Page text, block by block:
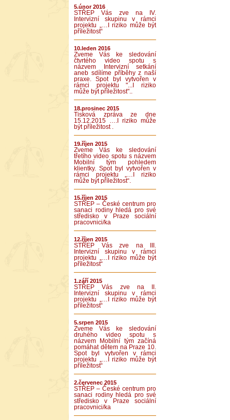
5.únor 2016
STŘEP Vás zve na IV.
Intervizní skupinu v rámci
projektu „…I riziko může být
příležitost“
10.leden 2016
Zveme Vás ke sledování
čtvrtého video spotu s
názvem Intervizní setkání
aneb sdílíme příběhy z naší
praxe. Spot byl vytvořen v
rámci projektu "...I riziko
může být příležitost"..
18.prosinec 2015
Tisková zpráva ze dne
15.12.2015 ….I riziko může
být příležitost .
19.říjen 2015
Zveme Vás ke sledování
třetího video spotu s názvem
Mobilní tým pohledem
klientky. Spot byl vytvořen v
rámci projektu „…I riziko
může být příležitost“.
15.říjen 2015
STŘEP – České centrum pro
sanaci rodiny hledá pro své
středisko v Praze sociální
pracovnici/ka
12.říjen 2015
STŘEP Vás zve na III.
Intervizní skupinu v rámci
projektu „…I riziko může být
příležitost“
1.září 2015
STŘEP Vás zve na II.
Intervizní skupinu v rámci
projektu „…I riziko může být
příležitost“
5.srpen 2015
Zveme Vás ke sledování
druhého video spotu s
názvem Mobilní tým začíná
pomáhat dětem na Praze 10.
Spot byl vytvořen v rámci
projektu „…I riziko může být
příležitost“
2.červenec 2015
STŘEP – České centrum pro
sanaci rodiny hledá pro své
středisko v Praze sociální
pracovnici/ka